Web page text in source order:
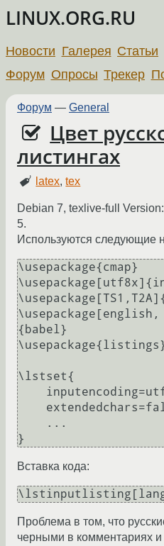
LINUX.ORG.RU
Новости Галерея Статьи
Форум Опросы Трекер
Форум — General
Цвет
листингах
latex,tex
Debian 7, texlive-full
5.
Используются следующие
\usepackage{cmap}
{babel}
\lstset{
Вставка кода:
Проблема в том, что
черными в комментариях и